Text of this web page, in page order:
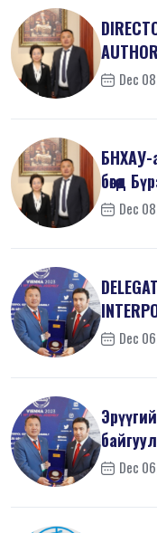
Dec
БНХАУ-
бөгөөд
Dec
Dec
Dec